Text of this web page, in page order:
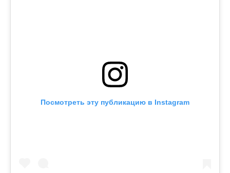
Посмотреть эту публикацию в Instagram